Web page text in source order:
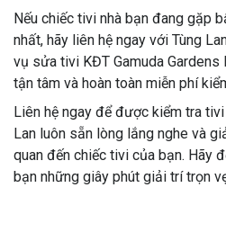
Nếu chiếc tivi nhà bạn đang gặp
nhất, hãy liên hệ ngay với Tùng
vụ sửa tivi KĐT Gamuda Gardens
tận tâm và hoàn toàn miễn phí
Liên hệ ngay để được kiểm tra
Lan luôn sẵn lòng lắng nghe và
quan đến chiếc tivi của bạn. Hãy
bạn những giây phút giải trí trọn